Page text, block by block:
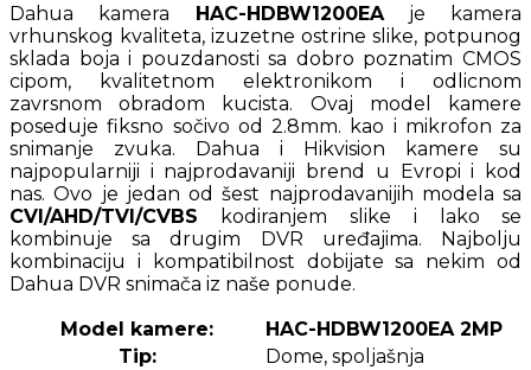
Dahua kamera HAC-HDBW1200EAje kamera
vrhunskog kvaliteta, izuzetne ostrine slike, potpunog
sklada boja i pouzdanosti sa dobro poznatim CMOS
cipom, kvalitetnom elektronikom i odlicnom
zavrsnom obradom kucista. Ovaj model kamere
poseduje fiksno sočivo od 2.8mm. kao i mikrofon za
snimanje zvuka. Dahua i Hikvision kamere su
najpopularniji i najprodavaniji brend u Evropi i kod
nas. Ovo je jedan od šest najprodavanijih modela sa
CVI/AHD/TVI/CVBS
kodiranjem slike
i lako se
kombinuje sa drugim DVR uređajima. Najbolju
kombinaciju i kompatibilnost dobijate sa nekim od
Dahua DVR snimača iz naše ponude.
Model kamere:
HAC-HDBW1200EA 2MP
Tip:
Dome, spoljašnja